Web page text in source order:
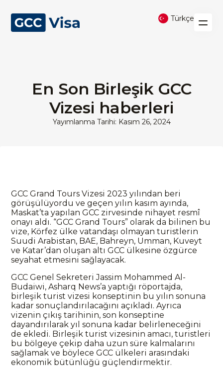
Türkçe
En Son Birleşik GCC
Vizesi haberleri
Yayımlanma Tarihi: Kasım 26, 2024
GCC Grand Tours Vizesi 2023 yılından beri
görüşülüyordu ve geçen yılın kasım ayında,
Maskat’ta yapılan GCC zirvesinde nihayet resmî
onayı aldı. “GCC Grand Tours” olarak da bilinen bu
vize, Körfez ülke vatandaşı olmayan turistlerin
Suudi Arabistan, BAE, Bahreyn, Umman, Kuveyt
ve Katar’dan oluşan altı GCC ülkesine özgürce
seyahat etmesini sağlayacak.
GCC Genel Sekreteri Jassim Mohammed Al-
Budaiwi, Asharq News’a yaptığı röportajda,
birleşik turist vizesi konseptinin bu yılın sonuna
kadar sonuçlandırılacağını açıkladı. Ayrıca
vizenin çıkış tarihinin, son konseptine
dayandırılarak yıl sonuna kadar belirleneceğini
de ekledi. Birleşik turist vizesinin amacı, turistleri
bu bölgeye çekip daha uzun süre kalmalarını
sağlamak ve böylece GCC ülkeleri arasındaki
ekonomik bütünlüğü güçlendirmektir.